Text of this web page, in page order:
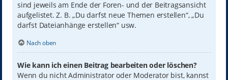
sind jeweils am Ende der Foren- und der Beitragsansicht
aufgelistet. Z. B. „Du darfst neue Themen erstellen“, „Du
darfst Dateianhänge erstellen“ usw.
Nach oben
Wie kann ich einen Beitrag bearbeiten oder löschen?
Wenn du nicht Administrator oder Moderator bist, kannst